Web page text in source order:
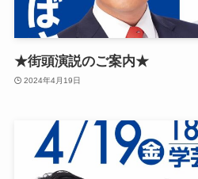
★街頭演説のご案内★
2024年4月19日